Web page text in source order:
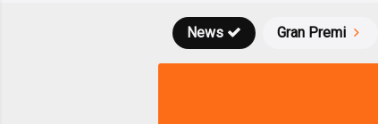
News Gran Premi